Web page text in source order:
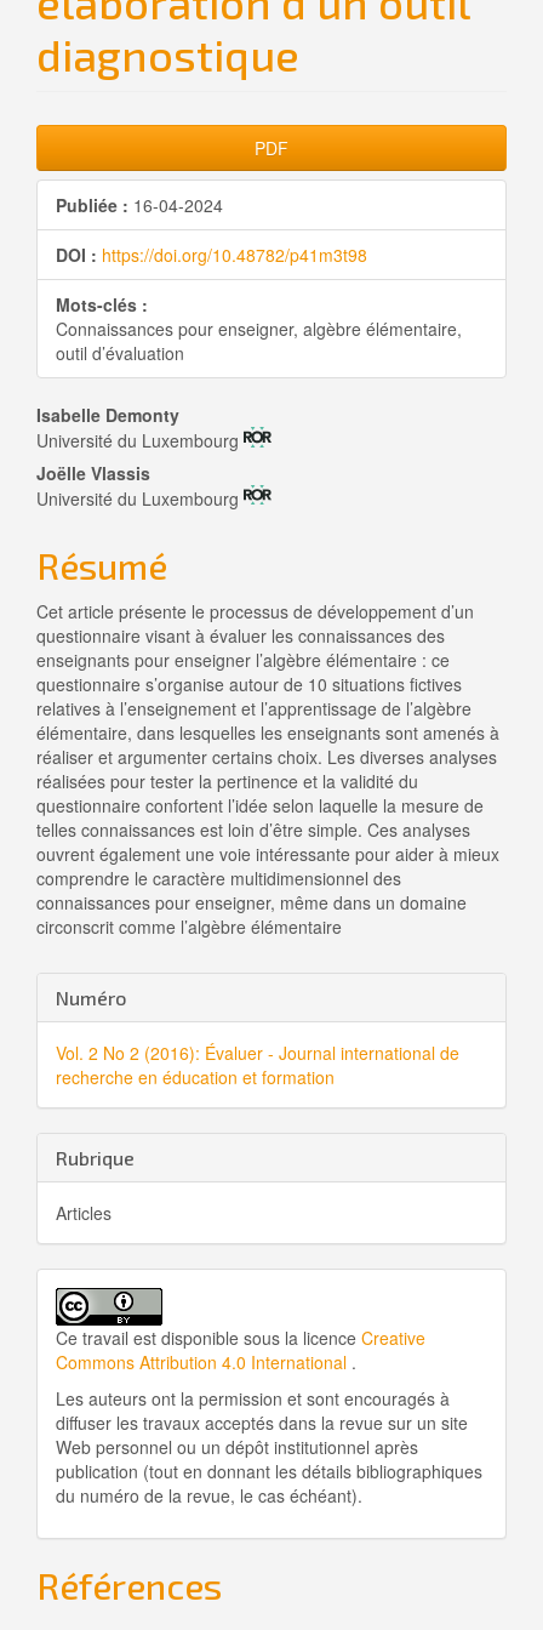
diagnostique
latérale
de
l'article
PDF
Publiée : 16-04-2024
DOI : https://doi.org/10.48782/p41m3t98
Mots-clés :
Connaissances pour enseigner, algèbre élémentaire,
outil d’évaluation
Contenu
principal
de
l'article
Isabelle Demonty
Université du Luxembourg
Joëlle Vlassis
Université du Luxembourg
Résumé
Cet article présente le processus de développement d’un
questionnaire visant à évaluer les connaissances des
enseignants pour enseigner l’algèbre élémentaire : ce
questionnaire s’organise autour de 10 situations fictives
relatives à l’enseignement et l’apprentissage de l’algèbre
élémentaire, dans lesquelles les enseignants sont amenés à
réaliser et argumenter certains choix. Les diverses analyses
réalisées pour tester la pertinence et la validité du
questionnaire confortent l’idée selon laquelle la mesure de
telles connaissances est loin d’être simple. Ces analyses
ouvrent également une voie intéressante pour aider à mieux
comprendre le caractère multidimensionnel des
connaissances pour enseigner, même dans un domaine
circonscrit comme l’algèbre élémentaire
Details
de
l'article
Numéro
Vol. 2 No 2 (2016): Évaluer - Journal international de
recherche en éducation et formation
Rubrique
Articles
Ce travail est disponible sous la licence Creative
Commons Attribution 4.0 International .
Les auteurs ont la permission et sont encouragés à
diffuser les travaux acceptés dans la revue sur un site
Web personnel ou un dépôt institutionnel après
publication (tout en donnant les détails bibliographiques
du numéro de la revue, le cas échéant).
Références